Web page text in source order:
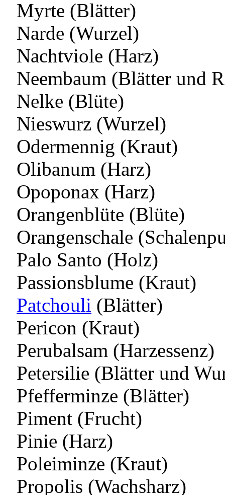
Myrte (Blätter)
Narde (Wurzel)
Nachtviole (Harz)
Neembaum (Blätter und
Nelke (Blüte)
Nieswurz (Wurzel)
Odermennig (Kraut)
Olibanum (Harz)
Opoponax (Harz)
Orangenblüte (Blüte)
Orangenschale
Palo Santo (Holz)
Passionsblume (Kraut)
Patchouli (Blätter)
Pericon (Kraut)
Perubalsam (Harzessenz)
Petersilie (Blätter und
Pfefferminze (Blätter)
Piment (Frucht)
Pinie (Harz)
Poleiminze (Kraut)
Propolis (Wachsharz)